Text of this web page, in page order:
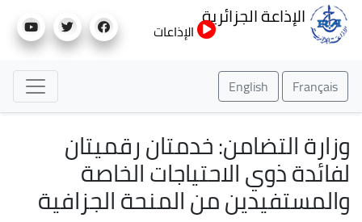
تجاوز
إلى
الرئيسي
الإذاعة الجزائرية
الإذاعات
English
التضامن: خدمتان رقميتان
ذوي الاحتياجات الخاصة
من المنحة الجزافية